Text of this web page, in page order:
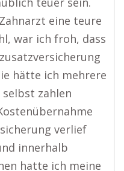
eine teure
war ich froh, dass
hätte ich mehrere
zahlen
verlief
innerhalb
hatte ich meine